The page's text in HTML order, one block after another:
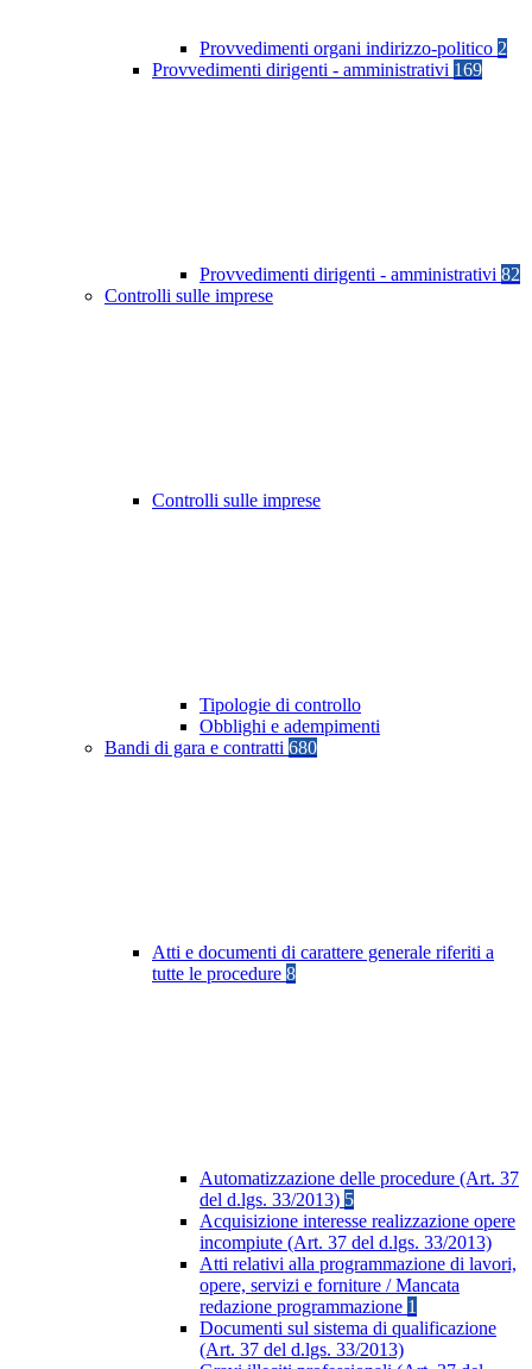
Provvedimenti organi indirizzo-politico 2
Provvedimenti dirigenti - amministrativi 169
Provvedimenti dirigenti - amministrativi 82
Controlli sulle imprese
Controlli sulle imprese
Tipologie di controllo
Obblighi e adempimenti
Bandi di gara e contratti 680
Atti e documenti di carattere generale riferiti a
tutte le procedure 8
Automatizzazione delle procedure (Art. 37
del d.lgs. 33/2013) 5
Acquisizione interesse realizzazione opere
incompiute (Art. 37 del d.lgs. 33/2013)
Atti relativi alla programmazione di lavori,
opere, servizi e forniture / Mancata
redazione programmazione 1
Documenti sul sistema di qualificazione
(Art. 37 del d.lgs. 33/2013)